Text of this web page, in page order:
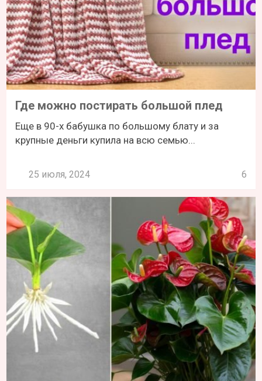
Где можно постирать большой плед
Еще в 90-х бабушка по большому блату и за
крупные деньги купила на всю семью...
25 июля, 2024 6